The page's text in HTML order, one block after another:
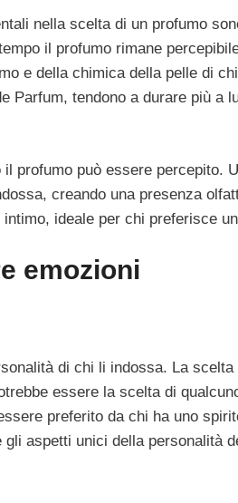
nella scelta di un profumo
il profumo rimane
e della chimica della pelle di
Parfum, tendono a durare più a
profumo può essere percepito.
creando una presenza
ideale per chi preferisce
emozioni
di chi li indossa. La
essere la scelta di
preferito da chi ha uno
aspetti unici della personalità